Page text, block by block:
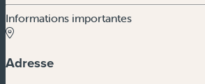
Informations importantes
Adresse